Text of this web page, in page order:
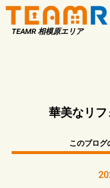
TEAMR 相模原エリア
華美なリ
このブログ